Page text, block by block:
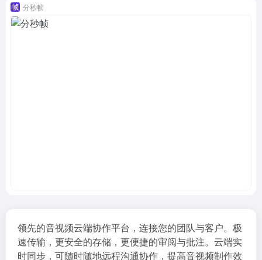
分秒帧
领先的音视频云端协作平台，连接您的团队与客户。极
速传输，更安全的存储，更便捷的审阅与批注。云端实
时同步，可随时随地远程沟通协作，提高音视频制作效